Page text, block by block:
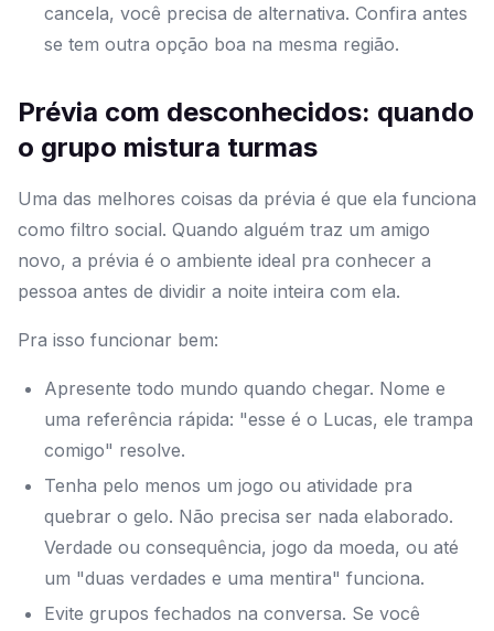
cancela, você precisa de alternativa. Confira antes
se tem outra opção boa na mesma região.
Prévia com desconhecidos: quando
o grupo mistura turmas
Uma das melhores coisas da prévia é que ela funciona
como filtro social. Quando alguém traz um amigo
novo, a prévia é o ambiente ideal pra conhecer a
pessoa antes de dividir a noite inteira com ela.
Pra isso funcionar bem:
Apresente todo mundo quando chegar. Nome e
uma referência rápida: "esse é o Lucas, ele trampa
comigo" resolve.
Tenha pelo menos um jogo ou atividade pra
quebrar o gelo. Não precisa ser nada elaborado.
Verdade ou consequência, jogo da moeda, ou até
um "duas verdades e uma mentira" funciona.
Evite grupos fechados na conversa. Se você